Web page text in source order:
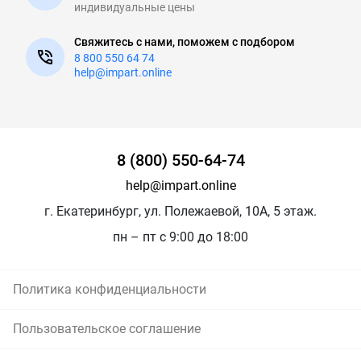
индивидуальные цены
Свяжитесь с нами, поможем с подбором
8 800 550 64 74
help@impart.online
8 (800) 550-64-74
help@impart.online
г. Екатеринбург, ул. Полежаевой, 10А, 5 этаж.
пн – пт с 9:00 до 18:00
Политика конфиденциальности
Пользовательское соглашение